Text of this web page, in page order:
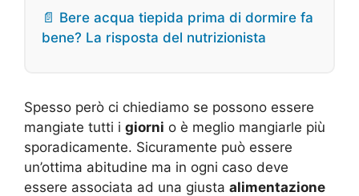
📄 Bere acqua tiepida prima di dormire fa
bene? La risposta del nutrizionista
Spesso però ci chiediamo se possono essere
mangiate tutti i giorni o è meglio mangiarle più
sporadicamente. Sicuramente può essere
un’ottima abitudine ma in ogni caso deve
essere associata ad una giusta alimentazione